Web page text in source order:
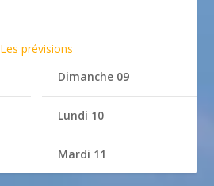
Les prévisions
Dimanche 09
Lundi 10
Mardi 11